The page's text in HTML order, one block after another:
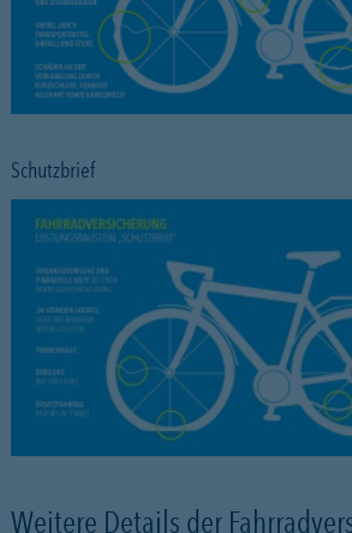
Schutzbrief
Weitere Details der